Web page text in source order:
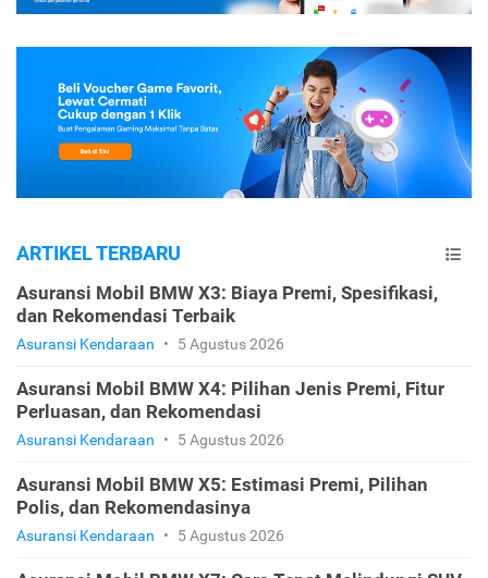
ARTIKEL TERBARU
Asuransi Mobil BMW X3: Biaya Premi, Spesifikasi,
dan Rekomendasi Terbaik
Asuransi Kendaraan • 5 Agustus 2026
Asuransi Mobil BMW X4: Pilihan Jenis Premi, Fitur
Perluasan, dan Rekomendasi
Asuransi Kendaraan • 5 Agustus 2026
Asuransi Mobil BMW X5: Estimasi Premi, Pilihan
Polis, dan Rekomendasinya
Asuransi Kendaraan • 5 Agustus 2026